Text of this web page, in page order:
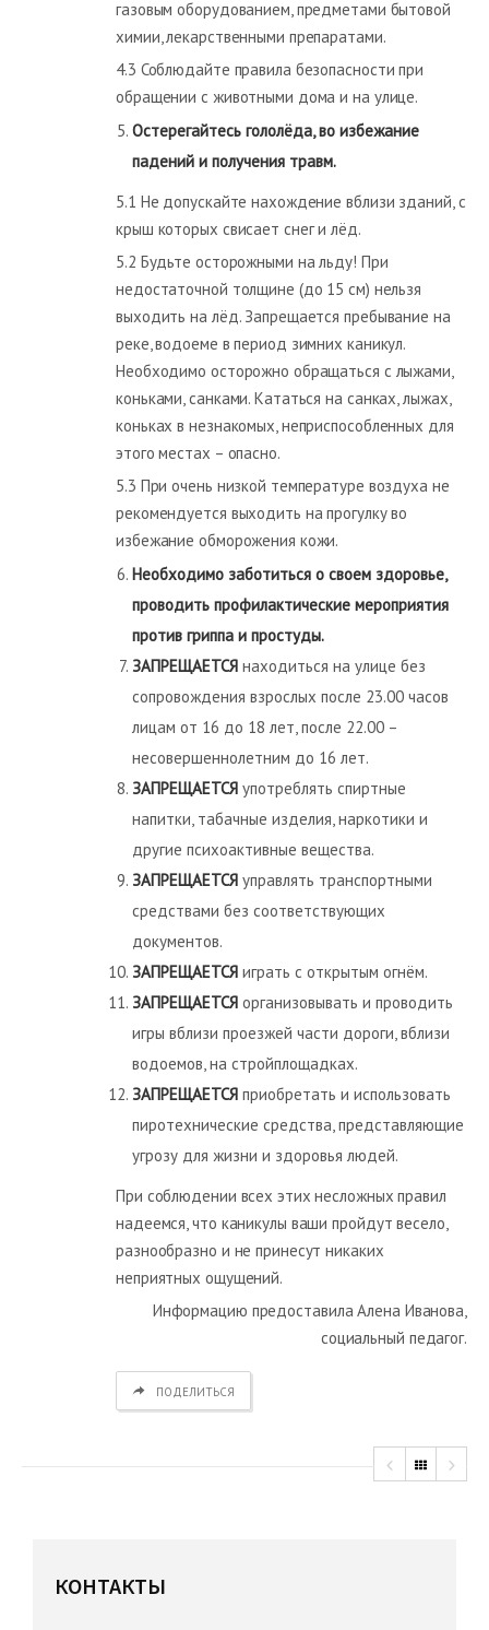
газовым оборудованием, предметами бытовой
химии, лекарственными препаратами.
4.3 Соблюдайте правила безопасности при
обращении с животными дома и на улице.
Остерегайтесь гололёда, во избежание
падений и получения травм.
5.1 Не допускайте нахождение вблизи зданий, с
крыш которых свисает снег и лёд.
5.2 Будьте осторожными на льду! При
недостаточной толщине (до 15 см) нельзя
выходить на лёд. Запрещается пребывание на
реке, водоеме в период зимних каникул.
Необходимо осторожно обращаться с лыжами,
коньками, санками. Кататься на санках, лыжах,
коньках в незнакомых, неприспособленных для
этого местах – опасно.
5.3 При очень низкой температуре воздуха не
рекомендуется выходить на прогулку во
избежание обморожения кожи.
Необходимо заботиться о своем здоровье,
проводить профилактические мероприятия
против гриппа и простуды.
ЗАПРЕЩАЕТСЯ находиться на улице без
сопровождения взрослых после 23.00 часов
лицам от 16 до 18 лет, после 22.00 –
несовершеннолетним до 16 лет.
ЗАПРЕЩАЕТСЯ употреблять спиртные
напитки, табачные изделия, наркотики и
другие психоактивные вещества.
ЗАПРЕЩАЕТСЯ управлять транспортными
средствами без соответствующих
документов.
ЗАПРЕЩАЕТСЯ играть с открытым огнём.
ЗАПРЕЩАЕТСЯ организовывать и проводить
игры вблизи проезжей части дороги, вблизи
водоемов, на стройплощадках.
ЗАПРЕЩАЕТСЯ приобретать и использовать
пиротехнические средства, представляющие
угрозу для жизни и здоровья людей.
При соблюдении всех этих несложных правил
надеемся, что каникулы ваши пройдут весело,
разнообразно и не принесут никаких
неприятных ощущений.
Информацию предоставила Алена Иванова,
социальный педагог.
ПОДЕЛИТЬСЯ
КОНТАКТЫ